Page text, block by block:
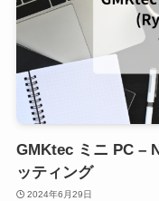
GMKtec ミニ PC –
ッティング
2024年6月29日